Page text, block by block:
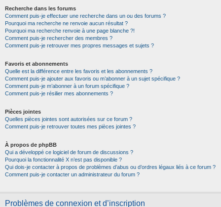
Recherche dans les forums
Comment puis-je effectuer une recherche dans un ou des forums ?
Pourquoi ma recherche ne renvoie aucun résultat ?
Pourquoi ma recherche renvoie à une page blanche ?!
Comment puis-je rechercher des membres ?
Comment puis-je retrouver mes propres messages et sujets ?
Favoris et abonnements
Quelle est la différence entre les favoris et les abonnements ?
Comment puis-je ajouter aux favoris ou m’abonner à un sujet spécifique ?
Comment puis-je m’abonner à un forum spécifique ?
Comment puis-je résilier mes abonnements ?
Pièces jointes
Quelles pièces jointes sont autorisées sur ce forum ?
Comment puis-je retrouver toutes mes pièces jointes ?
À propos de phpBB
Qui a développé ce logiciel de forum de discussions ?
Pourquoi la fonctionnalité X n’est pas disponible ?
Qui dois-je contacter à propos de problèmes d’abus ou d’ordres légaux liés à ce forum ?
Comment puis-je contacter un administrateur du forum ?
Problèmes de connexion et d’inscription